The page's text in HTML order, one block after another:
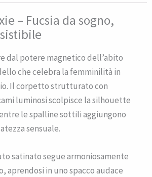
– Fucsia da sogno,
dal potere magnetico dell’abito
che celebra la femminilità in
Il corpetto strutturato con
luminosi scolpisce la silhouette
le spalline sottili aggiungono
sensuale.
satinato segue armoniosamente
aprendosi in uno spacco audace